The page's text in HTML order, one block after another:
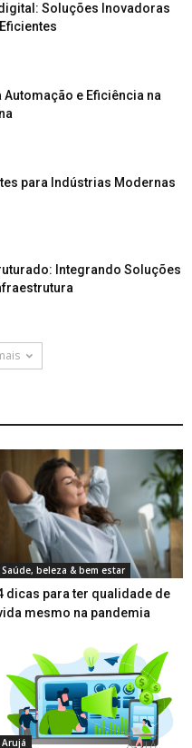
Soluções Inovadoras
e Eficiência na
para Indústrias Modernas
Integrando Soluções
Saúde, beleza & bem estar
dicas para ter qualidade de
mesmo na pandemia
Arujá